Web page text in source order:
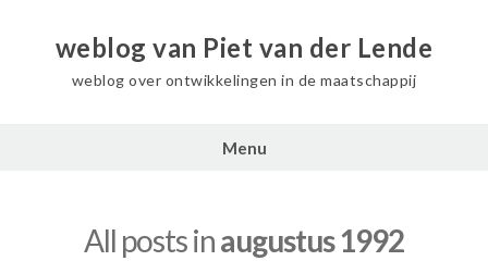
weblog van Piet van der Lende
weblog over ontwikkelingen in de maatschappij
Menu
All posts inaugustus 1992